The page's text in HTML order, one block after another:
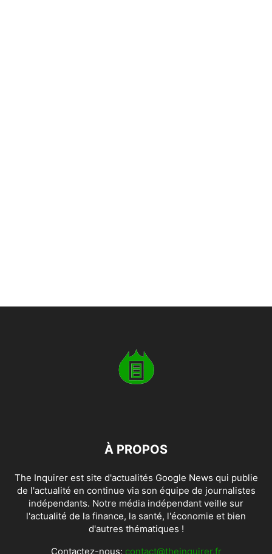
À PROPOS
The Inquirer est site d'actualités Google News qui publie
de l'actualité en continue via son équipe de journalistes
indépendants. Notre média indépendant veille sur
l'actualité de la finance, la santé, l'économie et bien
d'autres thématiques !
Contactez-nous: contact@theinquirer.fr